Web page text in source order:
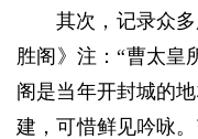
其次，记录众
胜阁》注：“曹太皇
阁是当年开封城的
建，可惜鲜见吟咏